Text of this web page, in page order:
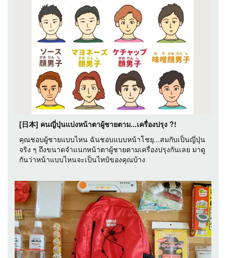
[日本] คนญี่ปุ่นแบ่งหน้าตาผู้ชายตาม...เครื่องปรุง ?!
คุณชอบผู้ชายแบบไหน ฉันชอบแบบหน้าโชยุ...สมกับเป็นญี่ปุ่น
จริง ๆ ถึงขนาดจำแนกหน้าตาผู้ชายตามเครื่องปรุงกันเลย มาดู
กันว่าหน้าแบบไหนจะเป็นไทป์ของคุณบ้าง